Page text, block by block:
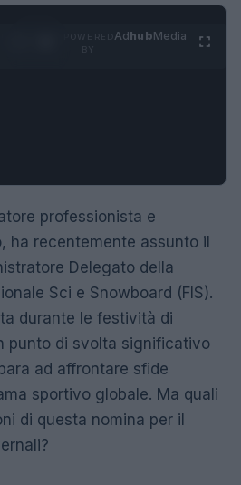
AdhubMedia
professionista e
ha recentemente assunto il
Delegato della
Sci e Snowboard (FIS).
durante le festività di
punto di svolta significativo
ad affrontare sfide
sportivo globale. Ma quali
di questa nomina per il